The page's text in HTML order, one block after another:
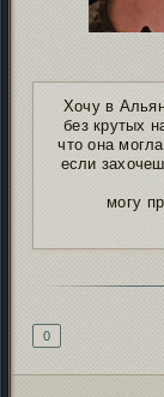
Хочу в
без крутых
что она
если
могу
0